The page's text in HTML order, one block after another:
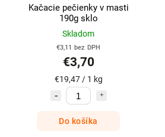
Kačacie pečienky v masti
190g sklo
Skladom
€3,11 bez DPH
€3,70
€19,47 / 1 kg
Do košíka